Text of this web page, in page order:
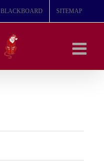
BLACKBOARD SITEMAP